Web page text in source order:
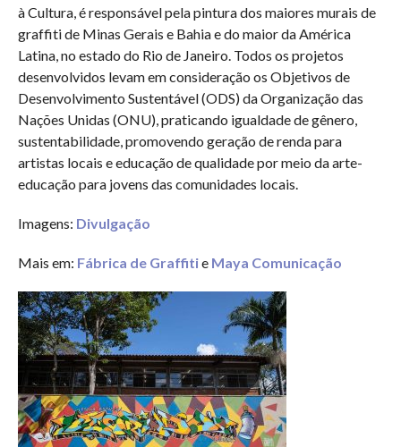
à Cultura, é responsável pela pintura dos maiores murais de
graffiti de Minas Gerais e Bahia e do maior da América
Latina, no estado do Rio de Janeiro. Todos os projetos
desenvolvidos levam em consideração os Objetivos de
Desenvolvimento Sustentável (ODS) da Organização das
Nações Unidas (ONU), praticando igualdade de gênero,
sustentabilidade, promovendo geração de renda para
artistas locais e educação de qualidade por meio da arte-
educação para jovens das comunidades locais.
Imagens: Divulgação
Mais em: Fábrica de Graffitie Maya Comunicação